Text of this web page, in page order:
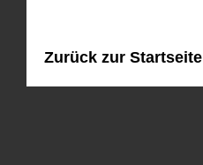
Zurück zur Startseite